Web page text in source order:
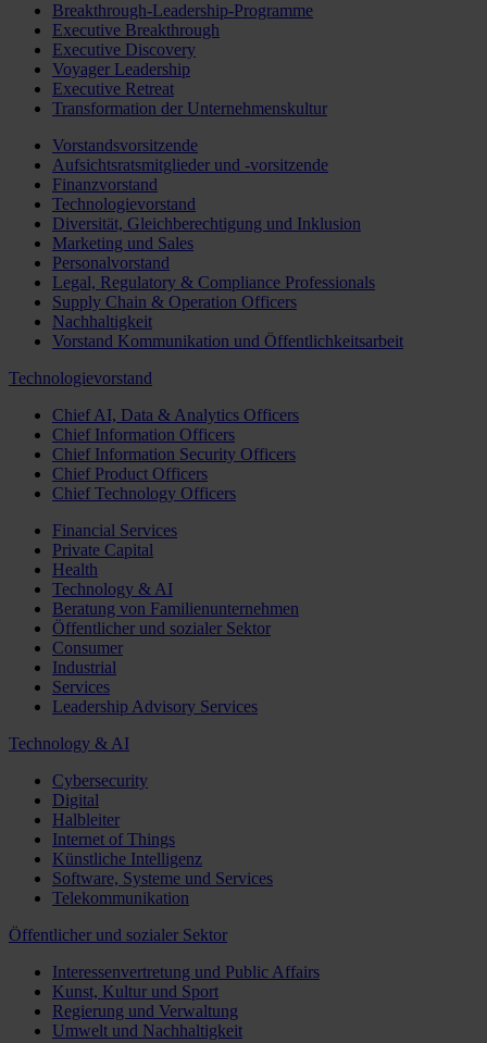
Breakthrough-Leadership-Programme
Executive Breakthrough
Executive Discovery
Voyager Leadership
Executive Retreat
Transformation der Unternehmenskultur
Vorstandsvorsitzende
Aufsichtsratsmitglieder und -vorsitzende
Finanzvorstand
Technologievorstand
Diversität, Gleichberechtigung und Inklusion
Marketing und Sales
Personalvorstand
Legal, Regulatory & Compliance Professionals
Supply Chain & Operation Officers
Nachhaltigkeit
Vorstand Kommunikation und Öffentlichkeitsarbeit
Technologievorstand
Chief AI, Data & Analytics Officers
Chief Information Officers
Chief Information Security Officers
Chief Product Officers
Chief Technology Officers
Financial Services
Private Capital
Health
Technology & AI
Beratung von Familienunternehmen
Öffentlicher und sozialer Sektor
Consumer
Industrial
Services
Leadership Advisory Services
Technology & AI
Cybersecurity
Digital
Halbleiter
Internet of Things
Künstliche Intelligenz
Software, Systeme und Services
Telekommunikation
Öffentlicher und sozialer Sektor
Interessenvertretung und Public Affairs
Kunst, Kultur und Sport
Regierung und Verwaltung
Umwelt und Nachhaltigkeit